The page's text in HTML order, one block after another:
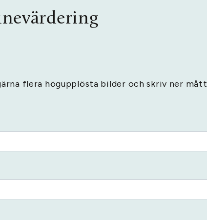
flera högupplösta bilder och skriv ner mått